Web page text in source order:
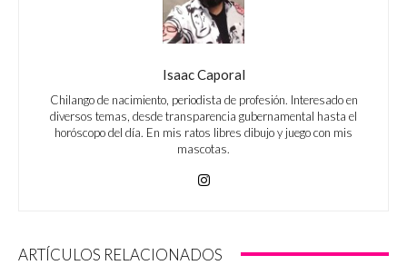
Isaac Caporal
Chilango de nacimiento, periodista de profesión. Interesado en
diversos temas, desde transparencia gubernamental hasta el
horóscopo del día. En mis ratos libres dibujo y juego con mis
mascotas.
ARTÍCULOS RELACIONADOS